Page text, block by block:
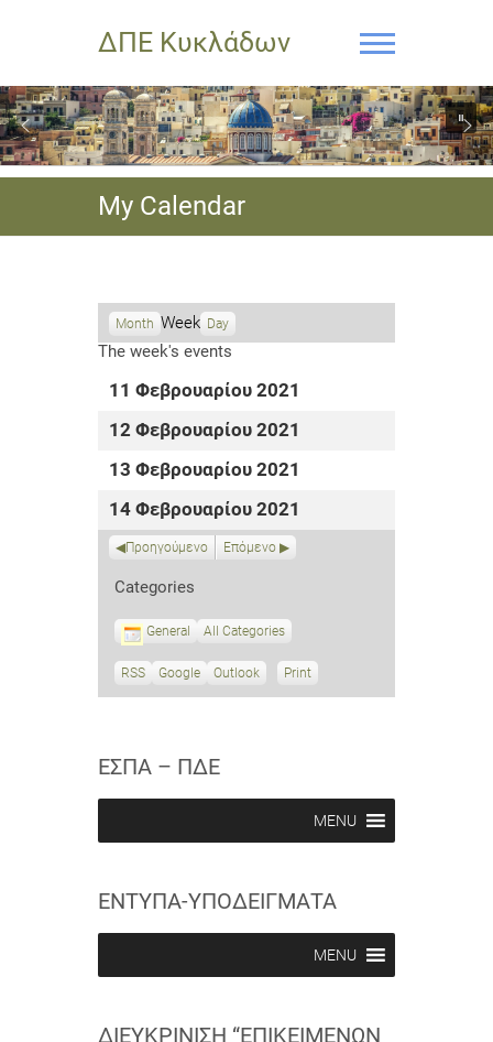
ΔΠΕ Κυκλάδων
My Calendar
Month Week Day
The week's events
11 Φεβρουαρίου 2021
12 Φεβρουαρίου 2021
13 Φεβρουαρίου 2021
14 Φεβρουαρίου 2021
Προηγούμενο Επόμενο
Categories
General All Categories
RSS
S
r
Google
S
r
Outlook Print
ΕΣΠΑ – ΠΔΕ
MENU
ΕΝΤΥΠΑ-ΥΠΟΔΕΙΓΜΑΤΑ
MENU
ΔΙΕΥΚΡΊΝΙΣΗ “ΕΠΙΚΕΊΜΕΝΩΝ